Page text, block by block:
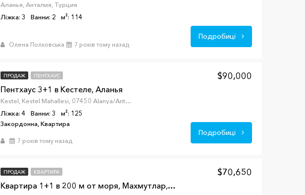
Аланья, Анталия, Турция
Ліжка: 3
Ванни: 2 м²: 114
Олена Полховська 7 років тому назад
Подробиці
ПРОДАЖ ПЕНТХАУС
Пентхаус 3+1 в Кестеле, Аланья
Kestel, Kestel Mahallesi, 07450 Alanya/Antalya, Турция
Ліжка: 4
Ванни: 3
м²: 125
Закордонна, Квартира
7 років тому назад
$90,000
Подробиці
ПРОДАЖ КВАРТИРА
Квартира 1+1 в 200 м от моря, Махмутлар, Аланья, Турция
$70,650